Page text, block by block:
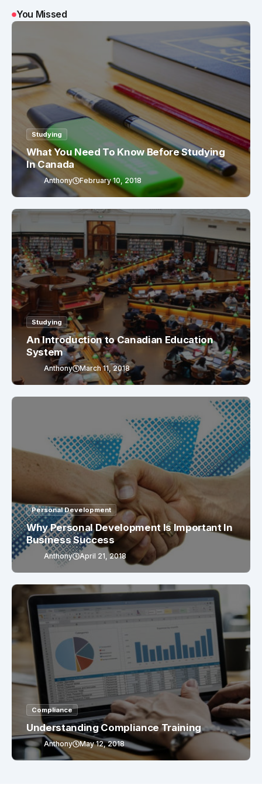
You Missed
Studying
What You Need To Know Before Studying
In Canada
Anthony February 10, 2018
Studying
An Introduction to Canadian Education
System
Anthony March 11, 2018
Personal Development
Why Personal Development Is Important In
Business Success
Anthony April 21, 2018
Compliance
Understanding Compliance Training
Anthony May 12, 2018